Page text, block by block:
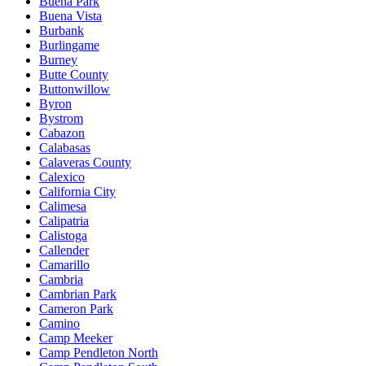
Buena Vista
Burbank
Burlingame
Burney
Butte County
Buttonwillow
Byron
Bystrom
Cabazon
Calabasas
Calaveras County
Calexico
California City
Calimesa
Calipatria
Calistoga
Callender
Camarillo
Cambria
Cambrian Park
Cameron Park
Camino
Camp Meeker
Camp Pendleton North